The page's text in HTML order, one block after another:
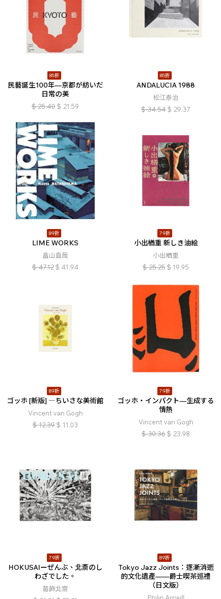
85折
民藝誕生100年—京都が紡いだ
日常の美
$ 25.40 $ 21.59
85折
ANDALUCIA 1988
松江泰治
$ 34.54 $ 29.37
89折
LIME WORKS
畠山直哉
$ 47.12 $ 41.94
79折
小出楢󠄀重 新しき油絵
小出楢󠄀重
$ 25.25 $ 19.95
89折
ゴッホ [新版] ―ちいさな美術館
Vincent van Gogh
$ 12.39 $ 11.03
79折
ゴッホ・インパクト—生成する
情熱
Vincent van Gogh
$ 30.36 $ 23.98
79折
HOKUSAIーぜんぶ、北斎のし
わざでした。
葛飾北齋
89折
Tokyo Jazz Joints：逐漸消逝
的文化遺產——爵士喫茶巡禮
（日文版）